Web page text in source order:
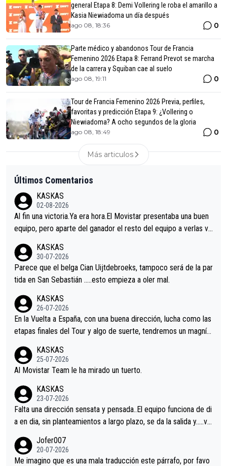
general Etapa 8: Demi Vollering le roba el amarillo a
Kasia Niewiadoma un día después
ago 08, 18:36 0
Parte médico y abandonos Tour de Francia
Femenino 2026 Etapa 8: Ferrand Prevot se marcha
de la carrera y Squiban cae al suelo
ago 08, 19:11 0
Tour de Francia Femenino 2026 Previa, perfiles,
favoritas y predicción Etapa 9: ¿Vollering o
Niewiadoma? A ocho segundos de la gloria
ago 08, 18:49 0
Más articulos
Últimos Comentarios
KASKAS
02-08-2026
Al fin una victoria.Ya era hora.El Movistar presentaba una buen
equipo, pero aparte del ganador el resto del equipo a verlas ve
s.La única buena noticia es la mejoría de Enric Más en San Seb
astian.Si en la Vuelta a Burgos sigue la mejoría, podríamos ten
er alguna sorpresa en la Vuelta.Ojalá.
KASKAS
30-07-2026
Parece que el belga Cian Uijtdebroeks, tampoco será de la par
tida en San Sebastián …..esto empieza a oler mal.
KASKAS
26-07-2026
En la Vuelta a España, con una buena dirección, lucha como las
etapas finales del Tour y algo de suerte, tendremos un magnífi
KASKAS
25-07-2026
Al Movistar Team le ha mirado un tuerto.
KASKAS
23-07-2026
Falta una dirección sensata y pensada..El equipo funciona de di
a en dia, sin planteamientos a largo plazo, se da la salida y…..ve
Minguez, Velez etc etc.Me da pena vivir estos momentos tan
tristes sin victorias.
Jofer007
20-07-2026
Me imagino que es una mala traducción este párrafo, por favo